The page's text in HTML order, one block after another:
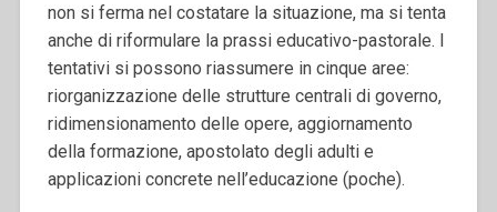
non si ferma nel costatare la situazione, ma si tenta
anche di riformulare la prassi educativo-pastorale. I
tentativi si possono riassumere in cinque aree:
riorganizzazione delle strutture centrali di governo,
ridimensionamento delle opere, aggiornamento
della formazione, apostolato degli adulti e
applicazioni concrete nell’educazione (poche).